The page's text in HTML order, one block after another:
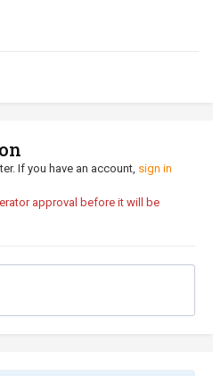
If you have an account, sign in
approval before it will be